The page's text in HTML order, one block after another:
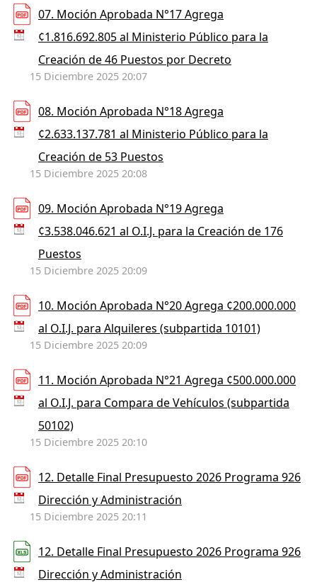
07. Moción Aprobada N°17 Agrega
¢1.816.692.805 al Ministerio Público para la
Creación de 46 Puestos por Decreto
15 Diciembre 2025 20:07
08. Moción Aprobada N°18 Agrega
¢2.633.137.781 al Ministerio Público para la
Creación de 53 Puestos
15 Diciembre 2025 20:08
09. Moción Aprobada N°19 Agrega
¢3.538.046.621 al O.I.J. para la Creación de 176
Puestos
15 Diciembre 2025 20:09
10. Moción Aprobada N°20 Agrega ¢200.000.000
al O.I.J. para Alquileres (subpartida 10101)
15 Diciembre 2025 20:09
11. Moción Aprobada N°21 Agrega ¢500.000.000
al O.I.J. para Compara de Vehículos (subpartida
50102)
15 Diciembre 2025 20:10
12. Detalle Final Presupuesto 2026 Programa 926
Dirección y Administración
15 Diciembre 2025 20:11
12. Detalle Final Presupuesto 2026 Programa 926
Dirección y Administración